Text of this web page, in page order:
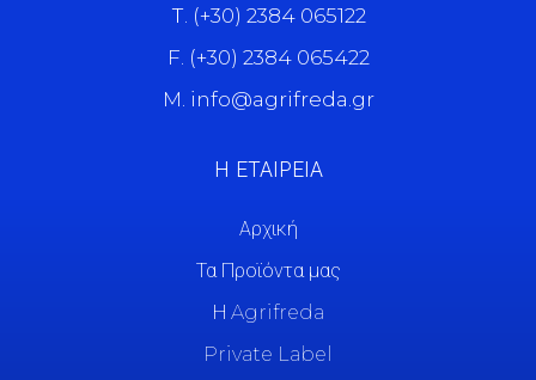
Τ. (+30) 2384 065122
F. (+30) 2384 065422
M. info@agrifreda.gr
Η ΕΤΑΙΡΕΙΑ
Αρχική
Τα Προϊόντα μας
Η Agrifreda
Private Label